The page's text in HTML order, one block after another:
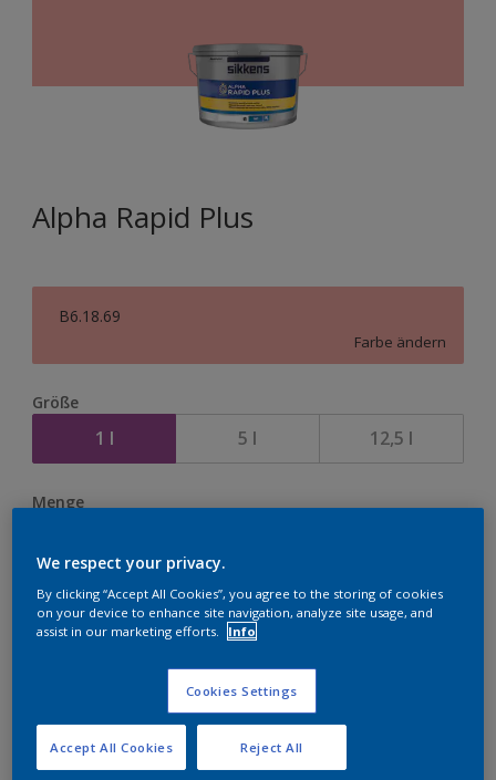
Alpha Rapid Plus
B6.18.69
Farbe ändern
Größe
1 l 5 l 12,5 l
Menge
Zur Einkaufsliste hinzufügen
Einen Händler finden
Zu Projekt hinzufügen
We respect your privacy.
By clicking “Accept All Cookies”, you agree to the storing of cookies
on your device to enhance site navigation, analyze site usage, and
assist in our marketing efforts.
Info
Cookies Settings
Reject All
Accept All Cookies